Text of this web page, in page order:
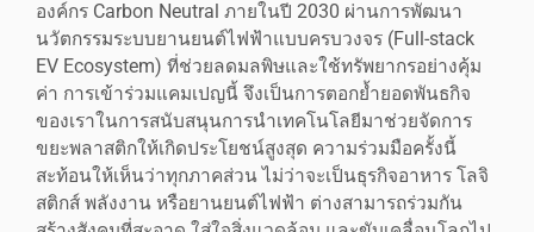
องค์กร Carbon Neutral ภายในปี 2030 ผ่านการพัฒนา
นวัตกรรมระบบยานยนต์ไฟฟ้าแบบครบวงจร (Full-stack
EV Ecosystem) ที่ช่วยลดมลพิษและใช้ทรัพยากรอย่างคุ้ม
ค่า การเข้าร่วมแคมเปญนี้ จึงเป็นการตอกย้ำยอดพันธกิจ
ของเราในการสนับสนุนการนำเทคโนโลยีมาช่วยจัดการ
ขยะพลาสติกให้เกิดประโยชน์สูงสุด ความร่วมมือครั้งนี้
สะท้อนให้เห็นว่าทุกภาคส่วน ไม่ว่าจะเป็นธุรกิจอาหาร โลจิ
สติกส์ พลังงาน หรือยานยนต์ไฟฟ้า ต่างสามารถร่วมกัน